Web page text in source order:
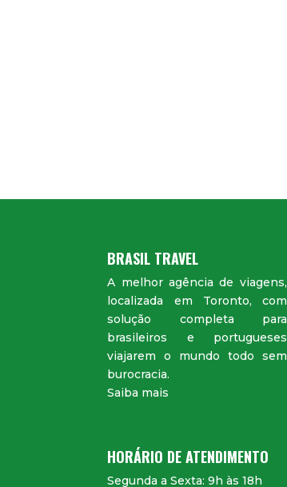
BRASIL TRAVEL
A melhor agência de viagens,
localizada em Toronto, com
solução completa para
brasileiros e portugueses
viajarem o mundo todo sem
burocracia.
Saiba mais
HORÁRIO DE ATENDIMENTO
Segunda a Sexta: 9h às 18h